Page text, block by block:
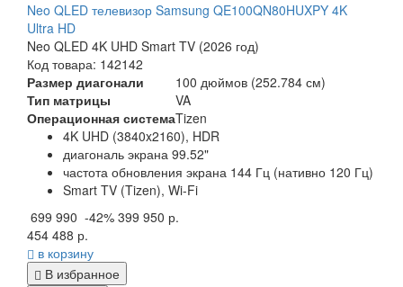
Neo QLED телевизор Samsung QE100QN80HUXPY 4K
Ultra HD
Neo QLED 4K UHD Smart TV (2026 год)
Код товара: 142142
Размер диагонали
100 дюймов (252.784 см)
Тип матрицы
VA
Операционная системаTizen
4K UHD (3840x2160), HDR
диагональ экрана 99.52"
частота обновления экрана 144 Гц (нативно 120 Гц)
Smart TV (Tizen), Wi-Fi
699 990 -42% 399 950 р.
454 488 р.
в корзину
В избранное